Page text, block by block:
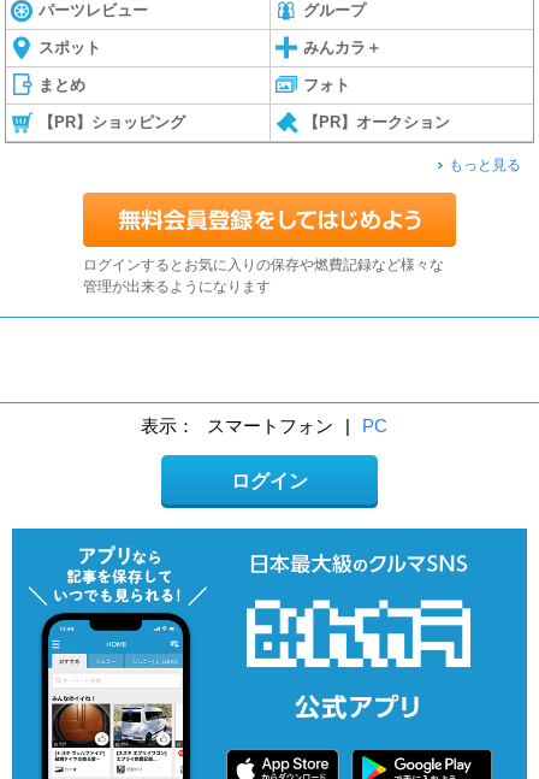
パーツレビュー グループ
スポット みんカラ＋
まとめ フォト
【PR】ショッピング 【PR】オークション
もっと見る
ログインするとお気に入りの保存や燃費記録など様々な
管理が出来るようになります
表示： スマートフォン | PC
ログイン